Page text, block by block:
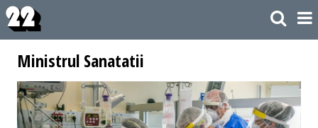
Ministrul Sanatatii